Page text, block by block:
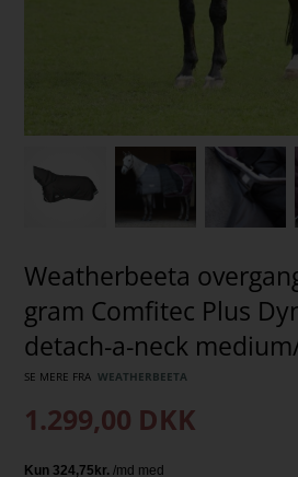
Weatherbeeta
gram Comfitec Plus
detach-a-neck
SE MERE FRA WEATHERBEETA
1.299,00 DKK